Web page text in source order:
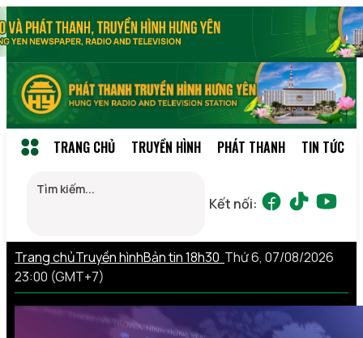
TRANG CHỦ TRUYỀN HÌNH PHÁT THANH TIN TỨC
Kết nối:
Trang chủTruyền hìnhBản tin 18h30 Thứ 6, 07/08/2026
23:00 (GMT+7)